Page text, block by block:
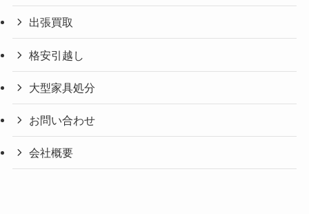
出張買取
格安引越し
大型家具処分
お問い合わせ
会社概要